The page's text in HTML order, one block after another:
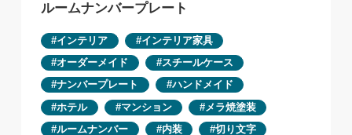
ルームナンバープレート
インテリア
インテリア家具
オーダーメイド
スチールケース
ナンバープレート
ハンドメイド
ホテル
マンション
メラ焼塗装
ルームナンバー
内装 切り文字